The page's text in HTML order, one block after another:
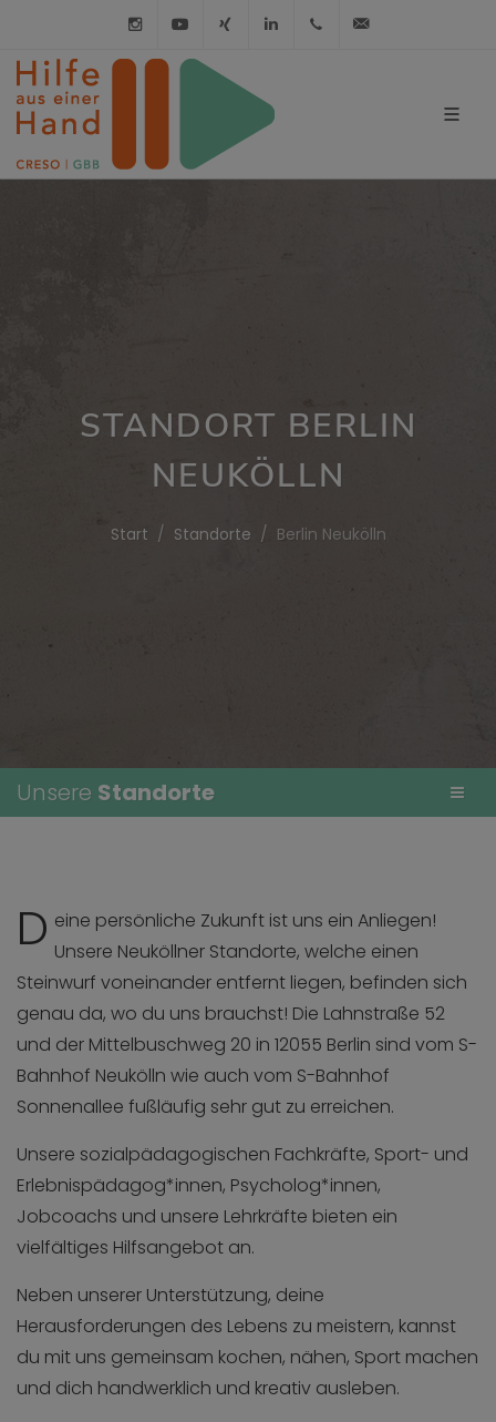
InstagramYoutube
XING LinkedIn030 / 21 01 98 98
STANDORT BERLIN
NEUKÖLLN
Start Standorte Berlin Neukölln
Unsere Standorte
D eine persönliche Zukunft ist uns ein Anliegen!
Unsere Neuköllner Standorte, welche einen
Steinwurf voneinander entfernt liegen, befinden sich
genau da, wo du uns brauchst! Die Lahnstraße 52
und der Mittelbuschweg 20 in 12055 Berlin sind vom S-
Bahnhof Neukölln wie auch vom S-Bahnhof
Sonnenallee fußläufig sehr gut zu erreichen.
Unsere sozialpädagogischen Fachkräfte, Sport- und
Erlebnispädagog*innen, Psycholog*innen,
Jobcoachs und unsere Lehrkräfte bieten ein
vielfältiges Hilfsangebot an.
Neben unserer Unterstützung, deine
Herausforderungen des Lebens zu meistern, kannst
du mit uns gemeinsam kochen, nähen, Sport machen
und dich handwerklich und kreativ ausleben.